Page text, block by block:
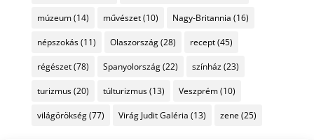
múzeum(14) művészet(10) Nagy-Britannia (16)
népszokás(11) Olaszország(28) recept(45)
régészet(78) Spanyolország(22) színház(23)
turizmus(20) túlturizmus(13) Veszprém(10)
világörökség(77) Virág Judit Galéria (13) zene (25)